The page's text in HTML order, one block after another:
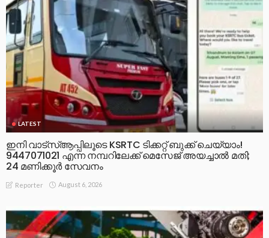
LATEST
ഇനി വാട്‌സ്ആപ്പിലൂടെ KSRTC ടിക്കറ്റ് ബുക്ക് ചെയ്യാം!
9447071021 എന്ന നമ്പറിലേക്ക് മെസേജ് അയച്ചാൽ മതി;
24 മണിക്കൂർ സേവനം
Reporter August 6, 2026